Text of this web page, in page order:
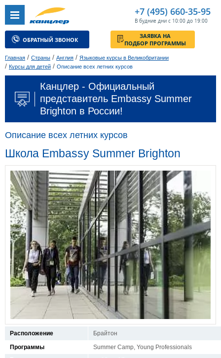
+7 (495) 660-35-95
В будние дни с 10:00 до 19:00
ОБРАТНЫЙ ЗВОНОК
ЗАЯВКА НА
ПОДБОР ПРОГРАММЫ
Главная / Страны / Англия / Языковые курсы в Великобритании
/ Курсы для детей / Описание всех летних курсов
Канцлер - Официальный
представитель Embassy Summer
Brighton в России!
Описание всех летних курсов
Школа Embassy Summer Brighton
Расположение
Брайтон
Программы
Summer Camp, Young Professionals